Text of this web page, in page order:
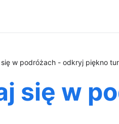
w podróżach - odkryj piękno
się w